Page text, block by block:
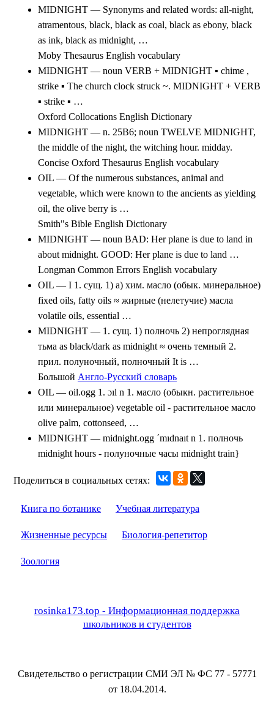
MIDNIGHT — Synonyms and related words: all-night,
atramentous, black, black as coal, black as ebony, black
as ink, black as midnight, …
Moby Thesaurus English vocabulary
MIDNIGHT — noun VERB + MIDNIGHT ▪ chime ,
strike ▪ The church clock struck ~. MIDNIGHT + VERB
▪ strike ▪ …
Oxford Collocations English Dictionary
MIDNIGHT — n. 25B6; noun TWELVE MIDNIGHT,
the middle of the night, the witching hour. midday.
Concise Oxford Thesaurus English vocabulary
OIL — Of the numerous substances, animal and
vegetable, which were known to the ancients as yielding
oil, the olive berry is …
Smith"s Bible English Dictionary
MIDNIGHT — noun BAD: Her plane is due to land in
about midnight. GOOD: Her plane is due to land …
Longman Common Errors English vocabulary
OIL — I 1. сущ. 1) а) хим. масло (обык. минеральное)
fixed oils, fatty oils ≈ жирные (нелетучие) масла
volatile oils, essential …
MIDNIGHT — 1. сущ. 1) полночь 2) непроглядная
тьма as black/dark as midnight ≈ очень темный 2.
прил. полуночный, полночный It is …
Большой Англо-Русский словарь
OIL — oil.ogg 1. ɔıl n 1. масло (обыкн. растительное
или минеральное) vegetable oil - растительное масло
olive palm, cottonseed, …
MIDNIGHT — midnight.ogg ʹmıdnaıt n 1. полночь
midnight hours - полуночные часы midnight train}
Поделиться в социальных сетях:
Книга по ботанике Учебная литература
Жизненные ресурсы Биология-репетитор
Зоология
rosinka173.top - Информационная поддержка
школьников и студентов
Свидетельство о регистрации СМИ ЭЛ № ФС 77 - 57771
от 18.04.2014.